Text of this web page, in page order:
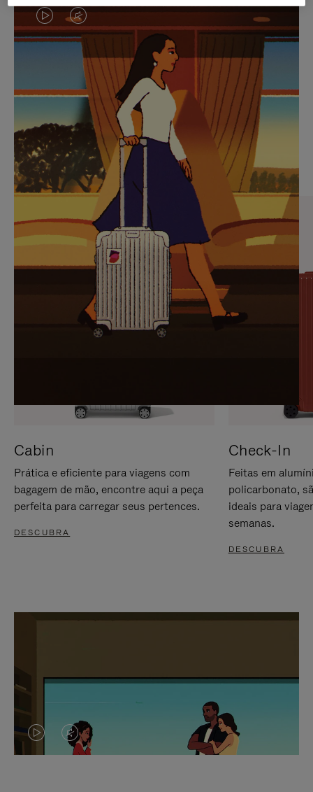
O
VÍDEO
NÃO
ESTÁ
PAUSADO,
PRESSIONE
PARA
PAUSÁ-
LO
O
VÍDEO
ESTÁ
SEM
SOM.
POR
FAVOR,
CLIQUE
PARA
ATIVÁ-
LO
SELEÇÃO DE PRESENTES CUIDADOSAMENTE
SELECIONADA
Encontre a companheira
perfeita para cada viagem
Cabin
Prática e eficiente para viagens com
bagagem de mão, encontre aqui a peça
perfeita para carregar seus pertences.
DESCUBRA
Check-In
Feitas em
policarbonato,
ideais para
semanas.
DESCUBRA
O
O